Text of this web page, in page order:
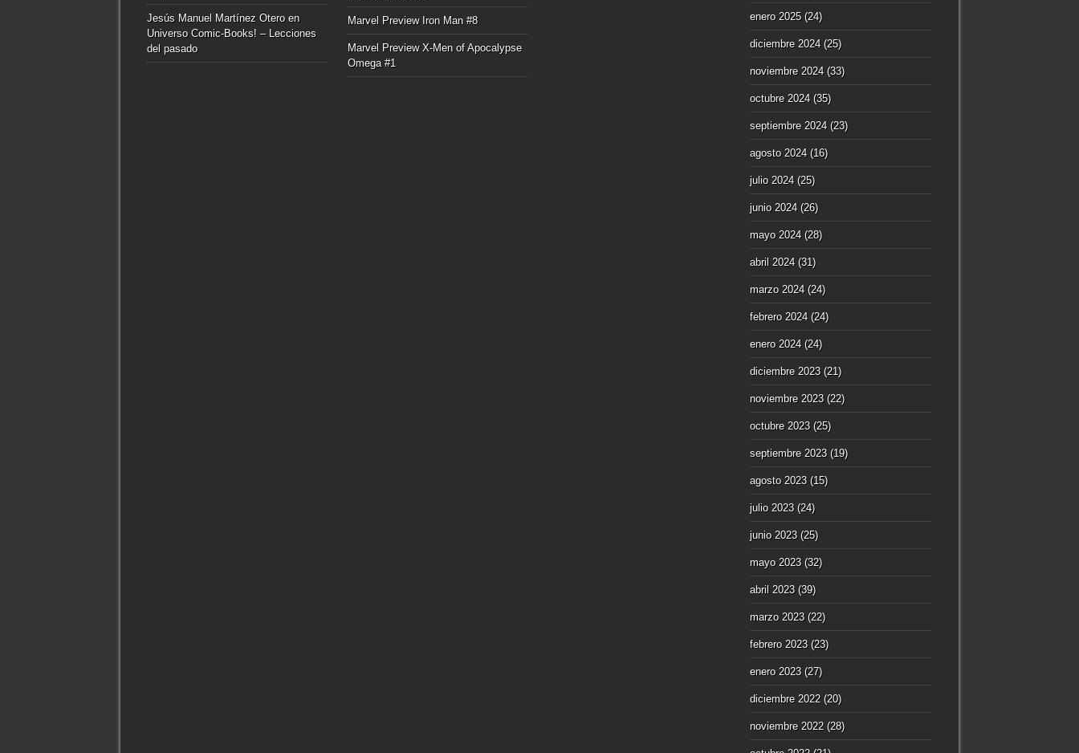
Jesús Manuel Martínez Oteroen
Universo Comic-Books! – Lecciones
del pasado
Marvel Preview Iron Man #8
Marvel Preview X-Men of Apocalypse
Omega #1
enero 2025(24)
diciembre 2024(25)
noviembre 2024(33)
octubre 2024(35)
septiembre 2024(23)
agosto 2024(16)
julio 2024(25)
junio 2024(26)
mayo 2024(28)
abril 2024(31)
marzo 2024(24)
febrero 2024(24)
enero 2024(24)
diciembre 2023(21)
noviembre 2023(22)
octubre 2023(25)
septiembre 2023(19)
agosto 2023(15)
julio 2023(24)
junio 2023(25)
mayo 2023(32)
abril 2023(39)
marzo 2023(22)
febrero 2023(23)
enero 2023(27)
diciembre 2022 (20)
noviembre 2022 (28)